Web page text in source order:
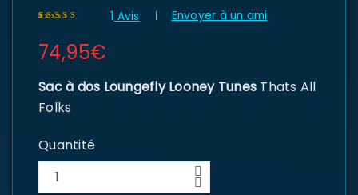
basé sur
notation client
1 Avis Envoyer à un ami
74,95€
Sac à dos Loungefly Looney Tunes Thats All
Folks
Quantité